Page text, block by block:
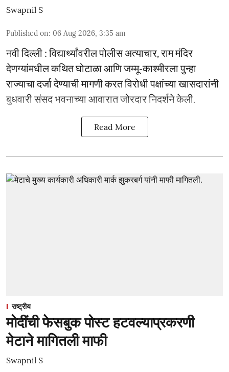
Swapnil S
Published on: 06 Aug 2026, 3:35 am
नवी दिल्ली : विद्यार्थ्यांवरील पोलीस अत्याचार, राम मंदिर
देणग्यांमधील कथित घोटाळा आणि जम्मू-काश्मीरला पुन्हा
राज्याचा दर्जा देण्याची मागणी करत विरोधी पक्षांच्या खासदारांनी
बुधवारी संसद भवनाच्या आवारात जोरदार निदर्शने केली.
Read More
राष्ट्रीय
मोदींची फेसबुक पोस्ट हटवल्याप्रकरणी
मेटाने मागितली माफी
Swapnil S